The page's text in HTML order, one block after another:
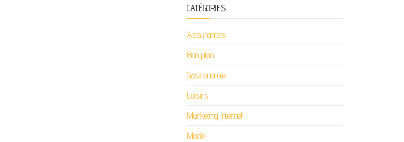
CATÉGORIES
Assurances
Bon plan
Gastronomie
Loisirs
Marketing internet
Mode